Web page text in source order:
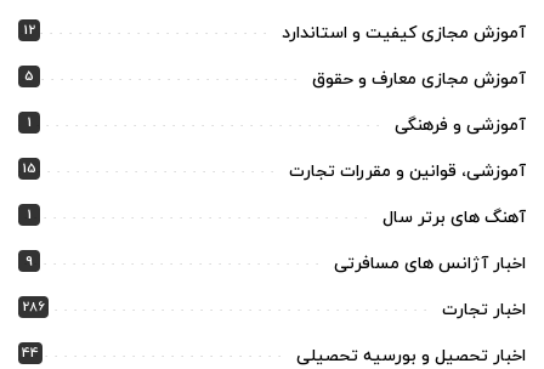
آموزش مجازی کیفیت و استاندارد 12
آموزش مجازی معارف و حقوق 5
آموزشی و فرهنگی 1
آموزشی، قوانین و مقررات تجارت 15
آهنگ های برتر سال 1
اخبار آژانس های مسافرتی 9
اخبار تجارت 286
اخبار تحصیل و بورسیه تحصیلی 44